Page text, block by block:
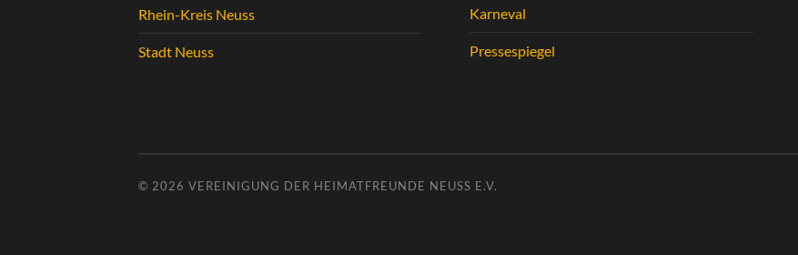
Rhein-Kreis Neuss
Stadt Neuss
Karneval
Pressespiegel
© 2026 VEREINIGUNG DER HEIMATFREUNDE NEUSS E.V.